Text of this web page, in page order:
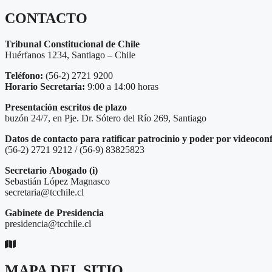
CONTACTO
Tribunal Constitucional de Chile
Huérfanos 1234, Santiago – Chile
Teléfono: (56-2) 2721 9200
Horario Secretaría: 9:00 a 14:00 horas
Presentación escritos de plazo
buzón 24/7, en Pje. Dr. Sótero del Río 269, Santiago
Datos de contacto para ratificar patrocinio y poder por
(56-2) 2721 9212 / (56-9) 83825823
Secretario Abogado (i)
Sebastián López Magnasco
secretaria@tcchile.cl
Gabinete de Presidencia
presidencia@tcchile.cl